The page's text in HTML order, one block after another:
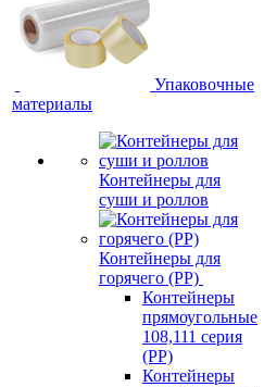
Упаковочные
материалы
Контейнеры для
суши и роллов
Контейнеры для
горячего (PP)
Контейнеры
прямоугольные
108,111 серия
(PP)
Контейнеры